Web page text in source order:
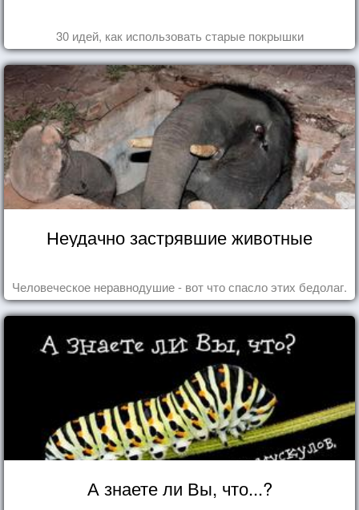
30 идей, как использовать старые покрышки
Неудачно застрявшие животные
Человеческое неравнодушие - вот что спасло этих бедолаг.
А знаете ли Вы, что...?